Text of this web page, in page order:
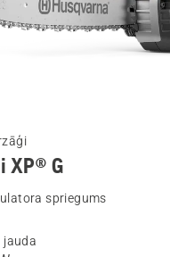
XP® G
spriegums
jauda